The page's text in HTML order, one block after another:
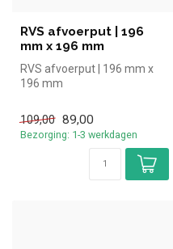
RVS afvoerput | 196
mm x 196 mm
RVS afvoerput | 196 mm x
196 mm
109,00 89,00
Bezorging: 1-3 werkdagen